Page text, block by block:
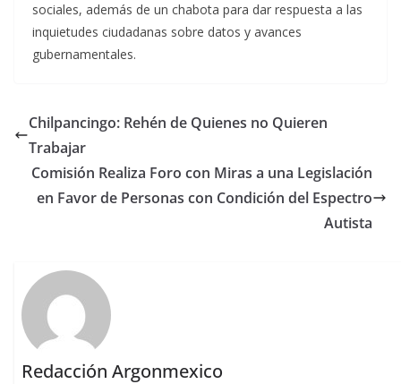
sociales, además de un chabota para dar respuesta a las
inquietudes ciudadanas sobre datos y avances
gubernamentales.
Chilpancingo: Rehén de Quienes no Quieren
Trabajar
Comisión Realiza Foro con Miras a una Legislación
en Favor de Personas con Condición del Espectro
Autista
Redacción Argonmexico